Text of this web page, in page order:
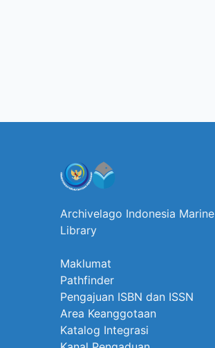
Archivelago Indonesia Marine
Library
Maklumat
Pathfinder
Pengajuan ISBN dan ISSN
Area Keanggotaan
Katalog Integrasi